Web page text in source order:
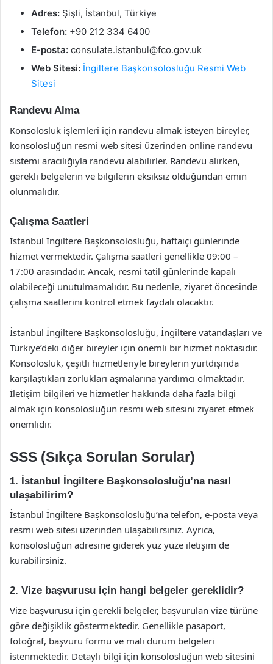
Adres: Şişli, İstanbul, Türkiye
Telefon: +90 212 334 6400
E-posta: consulate.istanbul@fco.gov.uk
Web Sitesi: İngiltere Başkonsolosluğu Resmi Web
Sitesi
Randevu Alma
Konsolosluk işlemleri için randevu almak isteyen bireyler,
konsolosluğun resmi web sitesi üzerinden online randevu
sistemi aracılığıyla randevu alabilirler. Randevu alırken,
gerekli belgelerin ve bilgilerin eksiksiz olduğundan emin
olunmalıdır.
Çalışma Saatleri
İstanbul İngiltere Başkonsolosluğu, haftaiçi günlerinde
hizmet vermektedir. Çalışma saatleri genellikle 09:00 –
17:00 arasındadır. Ancak, resmi tatil günlerinde kapalı
olabileceği unutulmamalıdır. Bu nedenle, ziyaret öncesinde
çalışma saatlerini kontrol etmek faydalı olacaktır.
İstanbul İngiltere Başkonsolosluğu, İngiltere vatandaşları ve
Türkiye’deki diğer bireyler için önemli bir hizmet noktasıdır.
Konsolosluk, çeşitli hizmetleriyle bireylerin yurtdışında
karşılaştıkları zorlukları aşmalarına yardımcı olmaktadır.
İletişim bilgileri ve hizmetler hakkında daha fazla bilgi
almak için konsolosluğun resmi web sitesini ziyaret etmek
önemlidir.
SSS (Sıkça Sorulan Sorular)
1. İstanbul İngiltere Başkonsolosluğu’na nasıl
ulaşabilirim?
İstanbul İngiltere Başkonsolosluğu’na telefon, e-posta veya
resmi web sitesi üzerinden ulaşabilirsiniz. Ayrıca,
konsolosluğun adresine giderek yüz yüze iletişim de
kurabilirsiniz.
2. Vize başvurusu için hangi belgeler gereklidir?
Vize başvurusu için gerekli belgeler, başvurulan vize türüne
göre değişiklik göstermektedir. Genellikle pasaport,
fotoğraf, başvuru formu ve mali durum belgeleri
istenmektedir. Detaylı bilgi için konsolosluğun web sitesini